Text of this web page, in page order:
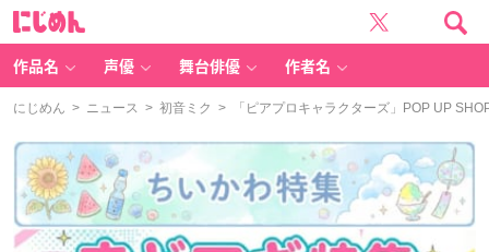
作品名 声優 舞台俳優 作者名
にじめん > ニュース > 初音ミク > 「ピアプロキャラクターズ」POP UP